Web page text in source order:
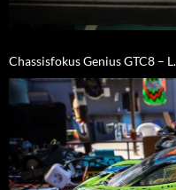
Chassisfokus Genius GTC8 –